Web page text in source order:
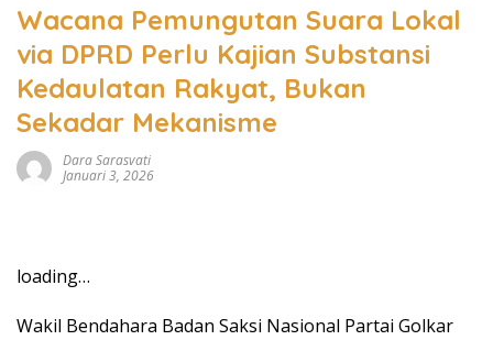
Wacana Pemungutan Suara Lokal
via DPRD Perlu Kajian Substansi
Kedaulatan Rakyat, Bukan
Sekadar Mekanisme
Dara Sarasvati
Januari 3, 2026
loading…
Wakil Bendahara Badan Saksi Nasional Partai Golkar